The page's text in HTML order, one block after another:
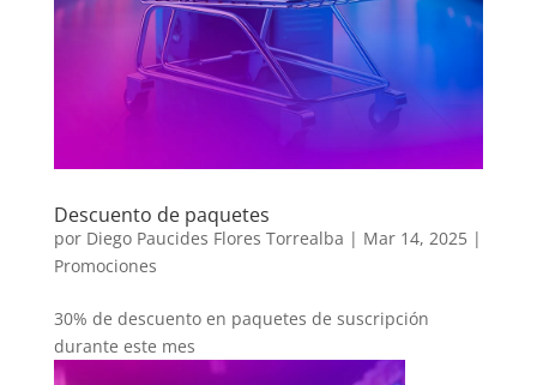
Descuento de paquetes
por Diego Paucides Flores Torrealba | Mar 14, 2025|
Promociones
30% de descuento en paquetes de suscripción
durante este mes